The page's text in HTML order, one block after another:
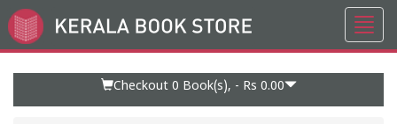
Go
to
Checkout 0 Book(s), - Rs 0.00